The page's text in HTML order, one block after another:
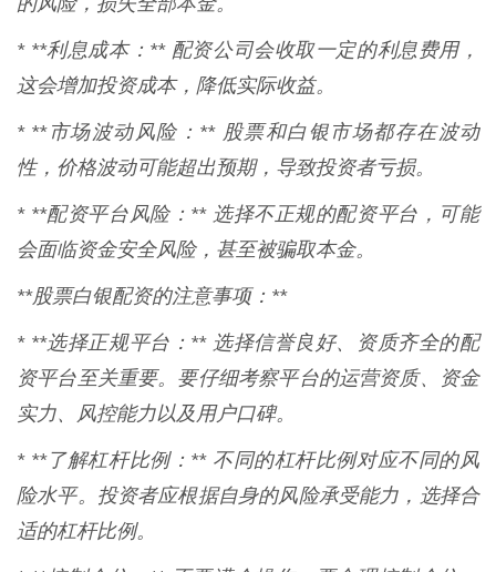
* **利息成本：** 配资公司会收取一定的利息费用，
这会增加投资成本，降低实际收益。
* **市场波动风险：** 股票和白银市场都存在波动
性，价格波动可能超出预期，导致投资者亏损。
* **配资平台风险：** 选择不正规的配资平台，可能
会面临资金安全风险，甚至被骗取本金。
**股票白银配资的注意事项：**
* **选择正规平台：** 选择信誉良好、资质齐全的配
资平台至关重要。要仔细考察平台的运营资质、资金
实力、风控能力以及用户口碑。
* **了解杠杆比例：** 不同的杠杆比例对应不同的风
险水平。投资者应根据自身的风险承受能力，选择合
适的杠杆比例。